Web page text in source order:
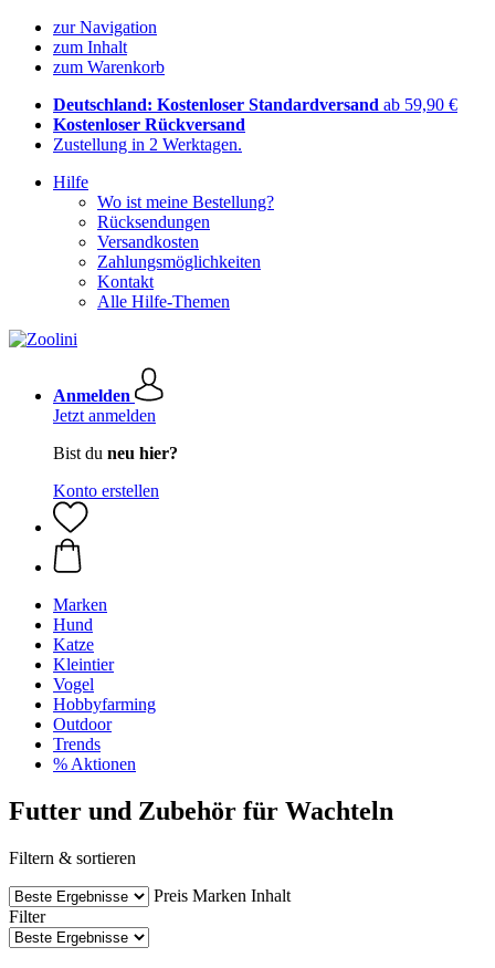
zur Navigation
zum Inhalt
zum Warenkorb
Deutschland: Kostenloser Standardversand ab 59,90 €
Kostenloser Rückversand
Zustellung in 2 Werktagen.
Hilfe
Wo ist meine Bestellung?
Rücksendungen
Versandkosten
Zahlungsmöglichkeiten
Kontakt
Alle Hilfe-Themen
Anmelden
Jetzt anmelden
Bist du neu hier?
Konto erstellen
Marken
Hund
Katze
Kleintier
Vogel
Hobbyfarming
Outdoor
Trends
% Aktionen
Futter und Zubehör für Wachteln
Filtern & sortieren
Preis Marken Inhalt
Filter